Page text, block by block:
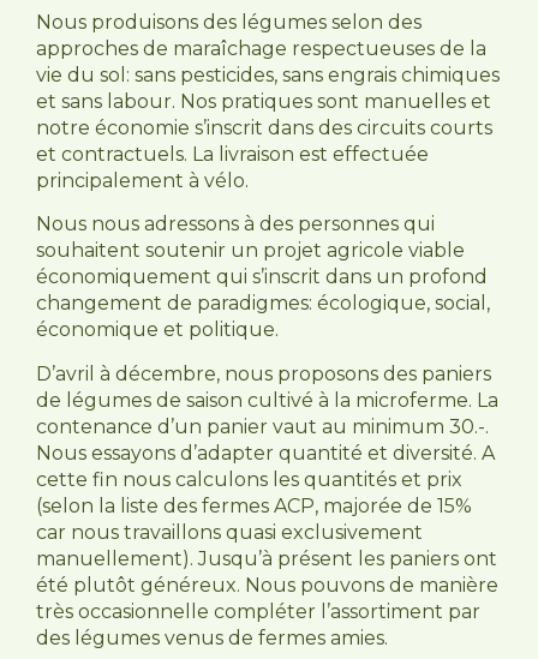
Nous produisons des légumes selon des
approches de maraîchage respectueuses de la
vie du sol: sans pesticides, sans engrais chimiques
et sans labour. Nos pratiques sont manuelles et
notre économie s’inscrit dans des circuits courts
et contractuels. La livraison est effectuée
principalement à vélo.
Nous nous adressons à des personnes qui
souhaitent soutenir un projet agricole viable
économiquement qui s’inscrit dans un profond
changement de paradigmes: écologique, social,
économique et politique.
D’avril à décembre, nous proposons des paniers
de légumes de saison cultivé à la microferme. La
contenance d’un panier vaut au minimum 30.-.
Nous essayons d’adapter quantité et diversité. A
cette fin nous calculons les quantités et prix
(selon la liste des fermes ACP, majorée de 15%
car nous travaillons quasi exclusivement
manuellement). Jusqu’à présent les paniers ont
été plutôt généreux. Nous pouvons de manière
très occasionnelle compléter l’assortiment par
des légumes venus de fermes amies.